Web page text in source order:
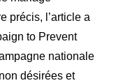
précis, l’article a
to Prevent
nationale
désirées et